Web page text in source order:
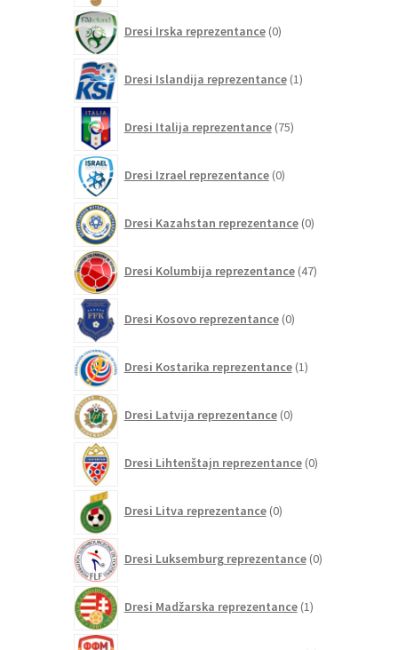
Dresi Irska reprezentance 0izdelkov
Dresi Islandija reprezentance 1izdelek
Dresi Italija reprezentance 75izdelkov
Dresi Izrael reprezentance 0izdelkov
Dresi Kazahstan reprezentance 0izdelkov
Dresi Kolumbija reprezentance 47izdelkov
Dresi Kosovo reprezentance 0izdelkov
Dresi Kostarika reprezentance 1izdelek
Dresi Latvija reprezentance 0izdelkov
Dresi Lihtenštajn reprezentance 0izdelkov
Dresi Litva reprezentance 0izdelkov
Dresi Luksemburg reprezentance 0izdelkov
Dresi Madžarska reprezentance 1izdelek